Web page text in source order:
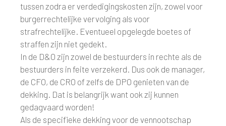
tussen zodra er verdedigingskosten zijn, zowel voor
burgerrechtelijke vervolging als voor
strafrechtelijke. Eventueel opgelegde boetes of
straffen zijn niet gedekt.
In de D&O zijn zowel de bestuurders in rechte als de
bestuurders in feite verzekerd. Dus ook de manager,
de CFO, de CRO of zelfs de DPO genieten van de
dekking. Dat is belangrijk want ook zij kunnen
gedagvaard worden!
Als de specifieke dekking voor de vennootschap